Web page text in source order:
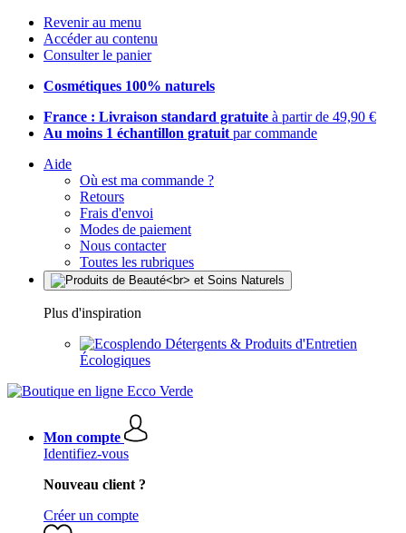
Revenir au menu
Accéder au contenu
Consulter le panier
Cosmétiques 100% naturels
France : Livraison standard gratuite à partir de 49,90 €
Au moins 1 échantillon gratuit par commande
Aide
Où est ma commande ?
Retours
Frais d'envoi
Modes de paiement
Nous contacter
Toutes les rubriques
Plus d'inspiration
Détergents & Produits d'Entretien
Écologiques
Mon compte
Identifiez-vous
Nouveau client ?
Créer un compte